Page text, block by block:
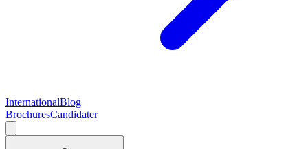
InternationalBlog
BrochuresCandidater